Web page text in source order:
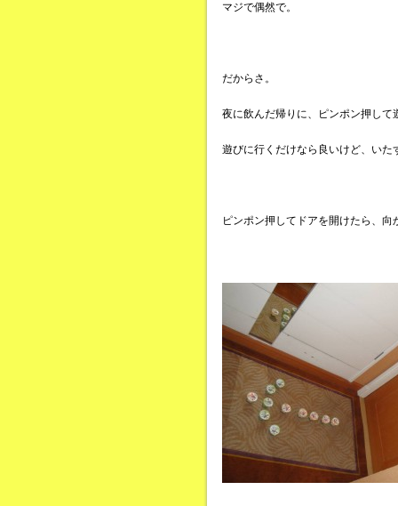
マジで偶然で。
だからさ。
夜に飲んだ帰りに、ピンポン押して
遊びに行くだけなら良いけど、いた
ピンポン押してドアを開けたら、